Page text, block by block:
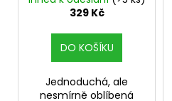
329 Kč
DO KOŠÍKU
Jednoduchá, ale
nesmírně oblíbená